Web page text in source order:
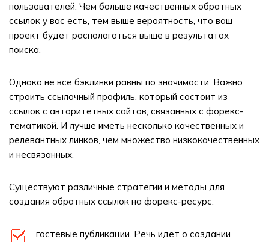
пользователей. Чем больше качественных обратных
ссылок у вас есть, тем выше вероятность, что ваш
проект будет располагаться выше в результатах
поиска.
Однако не все бэклинки равны по значимости. Важно
строить ссылочный профиль, который состоит из
ссылок с авторитетных сайтов, связанных с форекс-
тематикой. И лучше иметь несколько качественных и
релевантных линков, чем множество низкокачественных
и несвязанных.
Существуют различные стратегии и методы для
создания обратных ссылок на форекс-ресурс:
гостевые публикации. Речь идет о создании